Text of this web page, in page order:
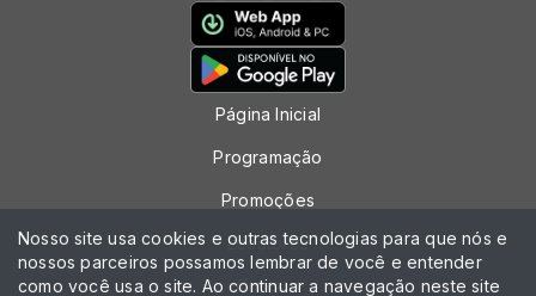
Página Inicial
Programação
Promoções
Locutores
Contato
Nosso site usa cookies e outras tecnologias para que nós e
nossos parceiros possamos lembrar de você e entender
como você usa o site. Ao continuar a navegação neste site